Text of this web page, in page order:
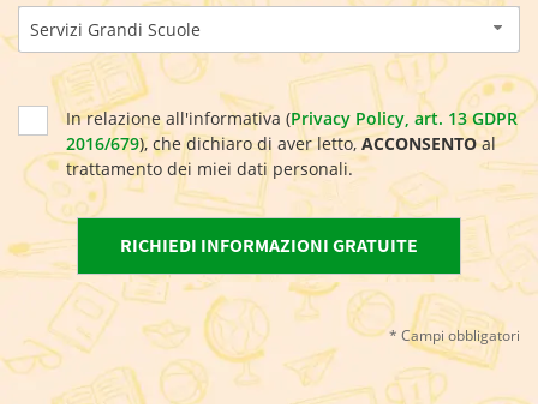
Servizi Grandi Scuole
In relazione all'informativa (Privacy Policy, art. 13 GDPR
2016/679), che dichiaro di aver letto,ACCONSENTOal
trattamento dei miei dati personali.
* Campi obbligatori